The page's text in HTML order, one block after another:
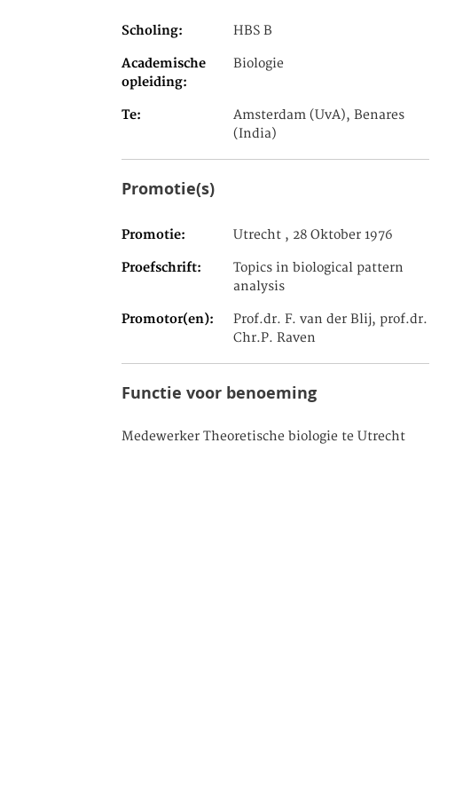
Scholing HBS B
Academische
opleiding
Biologie
Te
Amsterdam (UvA), Benares
(India)
Promotie(s)
Promotie Utrecht , 28 Oktober 1976
Proefschrift
Topics in biological pattern
analysis
Promotor(en)
Prof.dr. F. van der Blij, prof.dr.
Chr.P. Raven
Functie voor benoeming
Medewerker Theoretische biologie te Utrecht